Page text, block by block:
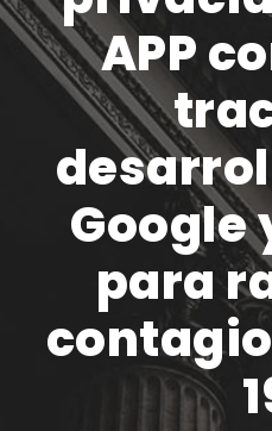
APP
Google
para